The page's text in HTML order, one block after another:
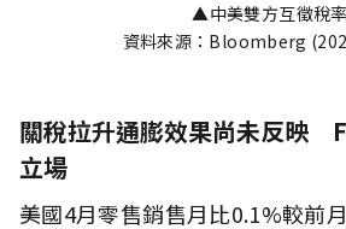
▲中美雙方互徵稅率
資料來源：Bloomberg
關稅拉升通膨效果尚未反映
立場
美國4月零售銷售月比0.1%較前